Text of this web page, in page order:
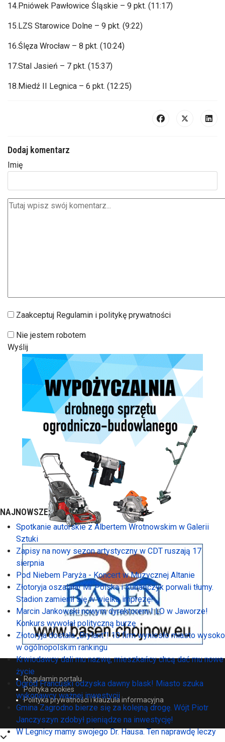
14.Pniówek Pawłowice Śląskie – 9 pkt. (11:17)
15.LZS Starowice Dolne – 9 pkt. (9:22)
16.Ślęza Wrocław – 8 pkt. (10:24)
17.Stal Jasień – 7 pkt. (15:37)
18.Miedź II Legnica – 6 pkt. (12:25)
Dodaj komentarz
Imię
Zaakceptuj Regulamin i politykę prywatności
Nie jestem robotem
Wyślij
Regulamin portalu
Polityka cookies
Polityka prywatności i klauzula informacyjna
NAJNOWSZE:
Spotkanie autorskie z Albertem Wrotnowskim w Galerii
Sztuki
Zapisy na nowy sezon artystyczny w CDT ruszają 17
sierpnia
Pod Niebem Paryża - Koncert w Muzycznej Altanie
Złotoryja oszalała! Mr Polska i Kubańczyk porwali tłumy.
Stadion zamienił się w wielką imprezę!
Marcin Jankowski nowym dyrektorem I LO w Jaworze!
Konkurs wywołał polityczną burzę
Złotoryja dostała „Brylant”! 10 firm wyniosło miasto wysoko
w ogólnopolskim rankingu
Krwiodawcy dali mu nazwę, mieszkańcy chcą dać mu nowe
życie
Ogród Francuski odzyska dawny blask! Miasto szuka
wykonawcy ważnej inwestycji
Gmina Zagrodno bierze się za kolejną drogę. Wójt Piotr
Janczyszyn zdobył pieniądze na inwestycję!
W Legnicy mamy swojego Dr. Hausa. Ten naprawdę leczy